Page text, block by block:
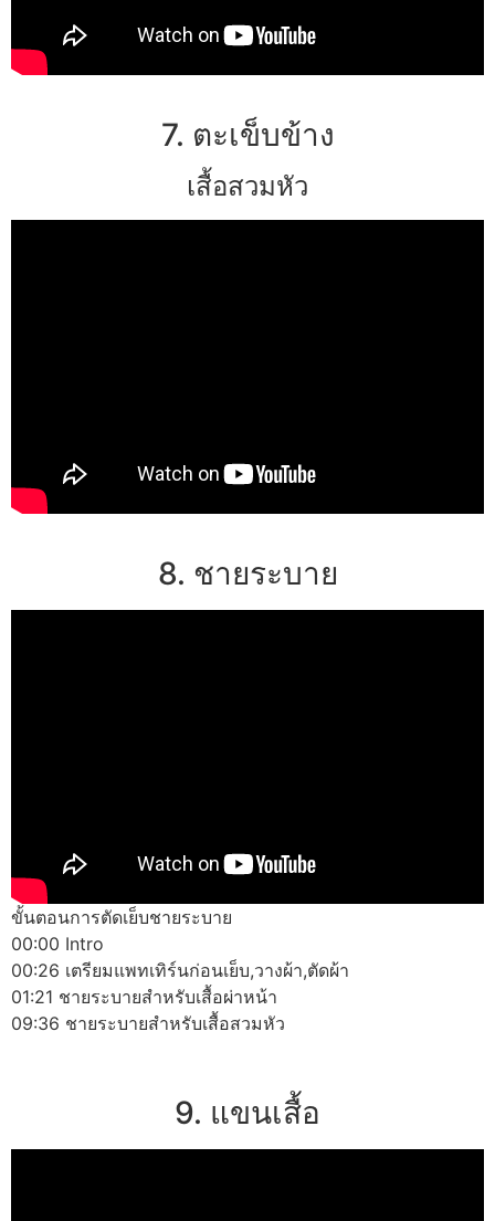
7. ตะเข็บข้าง
เสื้อสวมหัว
8. ชายระบาย
ขั้นตอนการตัดเย็บชายระบาย
00:00 Intro
00:26 เตรียมแพทเทิร์นก่อนเย็บ,วางผ้า,ตัดผ้า
01:21 ชายระบายสำหรับเสื้อผ่าหน้า
09:36 ชายระบายสำหรับเสื้อสวมหัว
9. แขนเสื้อ